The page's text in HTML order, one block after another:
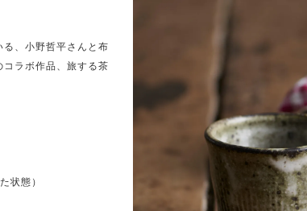
、小野哲平さんと布
ラボ作品、旅する茶
状態）